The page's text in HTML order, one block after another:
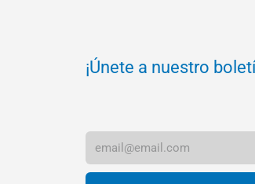
¡Únete a nuestro